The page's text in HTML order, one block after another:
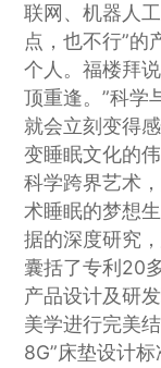
联网、机器人
点，也不行”的
个人。福楼拜
顶重逢。”科学
就会立刻变得
变睡眠文化的
科学跨界艺术
术睡眠的梦想
据的深度研究
囊括了专利20
产品设计及研
美学进行完美
8G”床垫设计